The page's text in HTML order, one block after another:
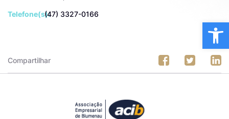
Telefone(s):(47) 3327-0166
Compartilhar